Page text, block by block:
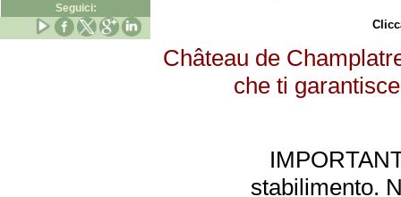
Seguici:
Château de
che ti
stabilimento.